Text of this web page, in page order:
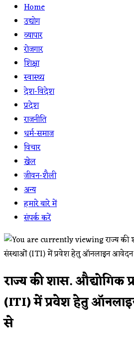
Home
उद्योग
व्यापार
रोजगार
शिक्षा
स्वास्थ्य
देश-विदेश
प्रदेश
राजनीति
धर्म-समाज
विचार
खेल
जीवन-शैली
अन्य
हमारे बारे में
संपर्क करें
राज्य की शास. औद्योगिक
(ITI) में प्रवेश हेतु
से